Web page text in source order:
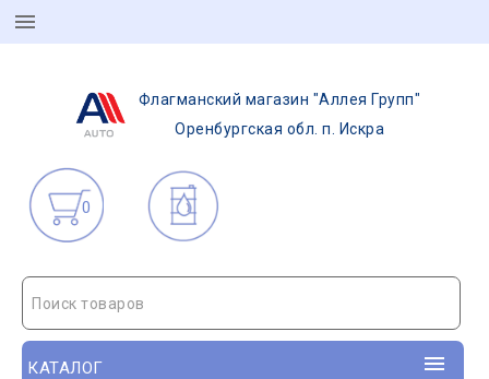
Флагманский магазин "Аллея Групп"
Оренбургская обл. п. Искра
0
Поиск товаров
КАТАЛОГ